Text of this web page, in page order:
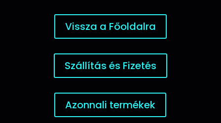
Vissza a Főoldalra
Szállítás és Fizetés
Azonnali termékek